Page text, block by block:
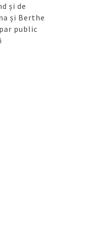
și de
și Berthe
public